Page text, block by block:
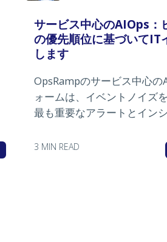
サービス中心のAIOps：
の優先順位に基づいてIT
します
OpsRampのサービス中心の
ォームは、イベントノイズ
最も重要なアラートとイン
3 MIN READ